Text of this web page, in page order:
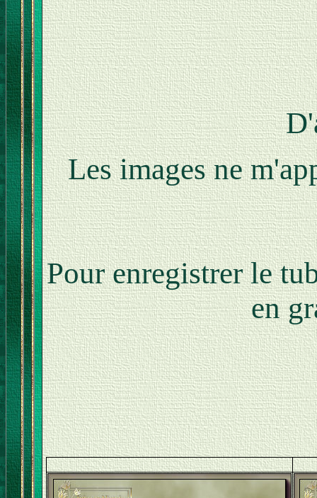
Les images ne
Pour enregistrer le
en